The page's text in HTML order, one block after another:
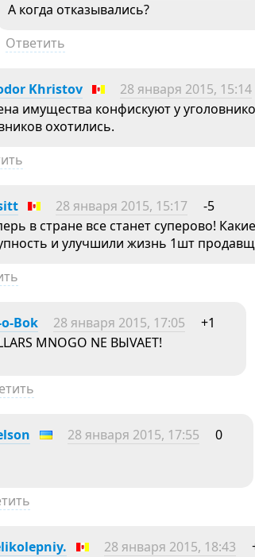
А когда отказывались?
Ответить
Khristov 28 января 2015, 15:14
имущества конфискуют у
охотились.
28 января 2015, 15:17
-5
в стране все станет суперово!
и улучшили жизнь 1шт
Bok 28 января 2015, 17:05
+1
MNOGO NE BЫVAET!
28 января 2015, 17:55 0
28 января 2015, 18:43